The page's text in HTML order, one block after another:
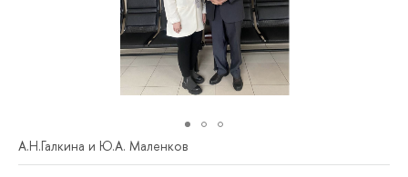
А.Н.Галкина и Ю.А. Маленков